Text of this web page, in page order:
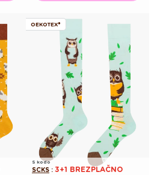
OEKOTEX®
S kodo
SCKS : 3+1 BREZPLAČNO